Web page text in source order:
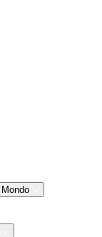
Mondo